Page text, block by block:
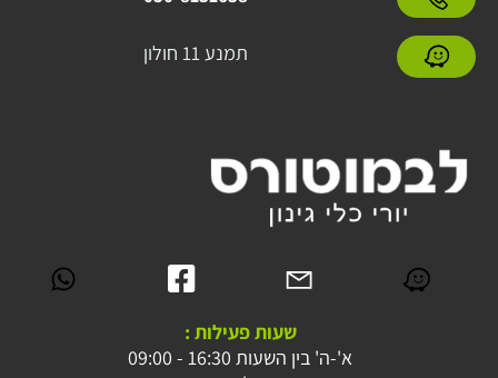
תמנע 11 חולון
שעות פעילות :
א'-ה' בין השעות 16:30 - 09:00